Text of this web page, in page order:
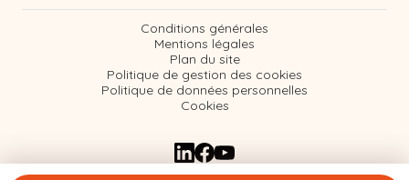
Conditions générales
Mentions légales
Plan du site
Politique de gestion des cookies
Politique de données personnelles
Cookies